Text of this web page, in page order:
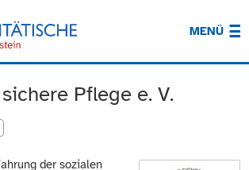
MENÜ
Pflege e. V.
der sozialen